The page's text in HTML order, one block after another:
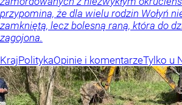
przypomina, że dla wielu rodzin Wołyń
zamkniętą, lecz bolesną raną, która do
zagojona.
KrajPolitykaOpinie i komentarzeTylko u